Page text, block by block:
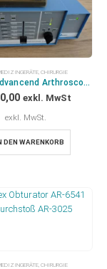
, CHIRURGIE
Dyonics Advancend Arthroscopic Surgical System
exkl. MwSt
exkl. MwSt.
DEN WARENKORB
, CHIRURGIE